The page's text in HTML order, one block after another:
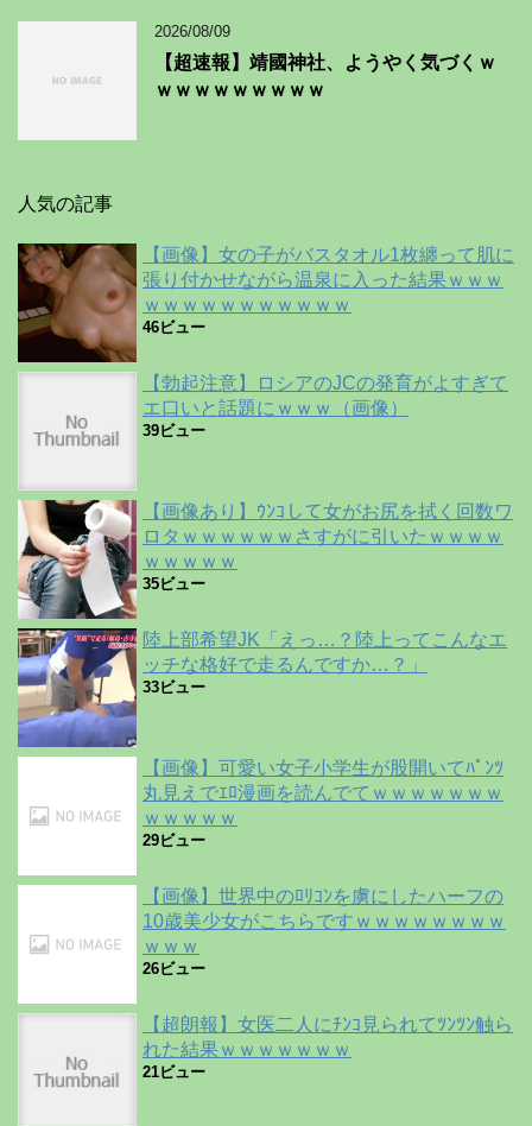
2026/08/09
【超速報】靖國神社、ようやく気づくｗ
ｗｗｗｗｗｗｗｗｗ
人気の記事
【画像】女の子がバスタオル1枚纏って肌に
張り付かせながら温泉に入った結果ｗｗｗ
ｗｗｗｗｗｗｗｗｗｗｗ
46ビュー
【勃起注意】ロシアのJCの発育がよすぎて
エ口いと話題にｗｗｗ（画像）
39ビュー
【画像あり】ｳﾝｺして女がお尻を拭く回数ワ
ロタｗｗｗｗｗｗさすがに引いたｗｗｗｗ
ｗｗｗｗｗ
35ビュー
陸上部希望JK「えっ…？陸上ってこんなエ
ッチな格好で走るんですか…？」
33ビュー
【画像】可愛い女子小学生が股開いてﾊﾟﾝﾂ
丸見えでｴﾛ漫画を読んでてｗｗｗｗｗｗｗ
ｗｗｗｗｗ
29ビュー
【画像】世界中のﾛﾘｺﾝを虜にしたハーフの
10歳美少女がこちらですｗｗｗｗｗｗｗｗ
ｗｗｗ
26ビュー
【超朗報】女医二人にﾁﾝｺ見られてﾂﾝﾂﾝ触ら
れた結果ｗｗｗｗｗｗｗ
21ビュー